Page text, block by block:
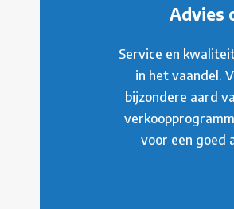
Advies
Service en
in het vaandel.
bijzondere aard
voor een goed